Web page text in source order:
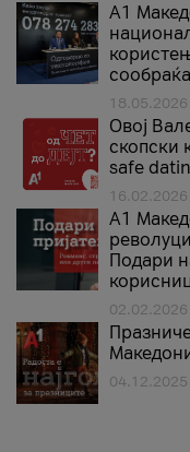
A1
18.05.2026
Овој
скопски
safe
16.02.2026
А1
Подари
02.02.2026
04.12.2025